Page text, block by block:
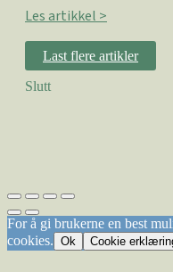
Les artikkel >
Last flere artikler
Slutt
For å gi brukerne en best
cookies. Ok Cookie